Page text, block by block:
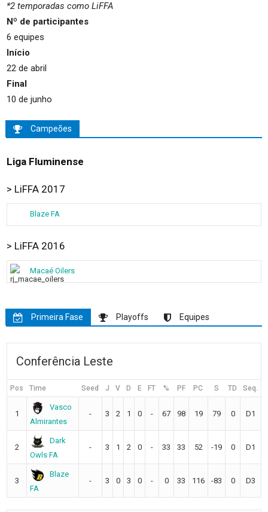
*2 temporadas como LiFFA
Nº de participantes
6 equipes
Início
22 de abril
Final
10 de junho
Campeões
Liga Fluminense
> LiFFA 2017
Blaze FA
> LiFFA 2016
Macaé Oilers
Primeira Fase Playoffs Equipes
Conferência Leste
Pos Time Seed J V D E FT % PF PC S TD Seq.
1
Vasco
Almirantes
- 3 2 1 0 - 67 98 19 79 0 D1
2
Dark
Owls FA
- 3 1 2 0 - 33 33 52 -19 0 D1
3
Blaze
FA
- 3 0 3 0 - 0 33 116 -83 0 D3